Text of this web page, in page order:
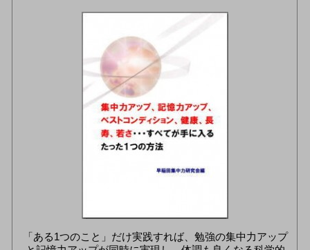
「ある1つのこと」だけ実践すれば、勉強の集中力アップ